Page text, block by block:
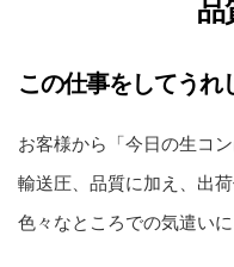
品
この仕事をしてうれ
お客様から「今日の生コ
輸送圧、品質に加え、出
色々なところでの気遣い